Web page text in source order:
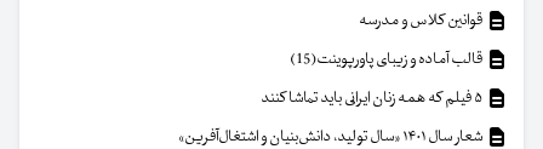
قوانین کلاس و مدرسه
قالب آماده و زیبای پاورپوینت(15)
شعار سال ۱۴۰۱ «سال تولید، دانش‌بنیان و اشتغال‌آفرین»